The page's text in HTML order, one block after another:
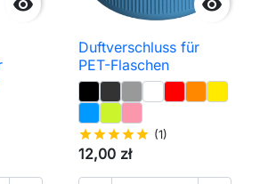
 
Duftverschluss für
PET-Flaschen
starstarstarstarstar (1)
12,00 zł